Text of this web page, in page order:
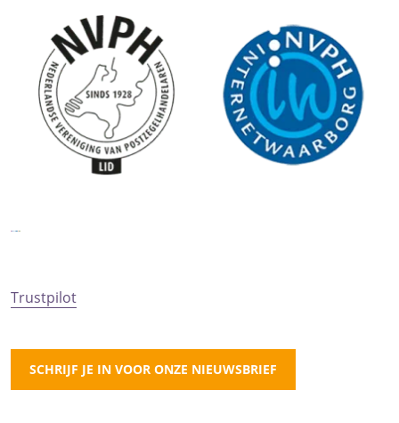
Trustpilot
SCHRIJF JE IN VOOR ONZE NIEUWSBRIEF